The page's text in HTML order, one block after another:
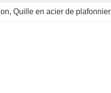
, Quille en acier de plafonnier